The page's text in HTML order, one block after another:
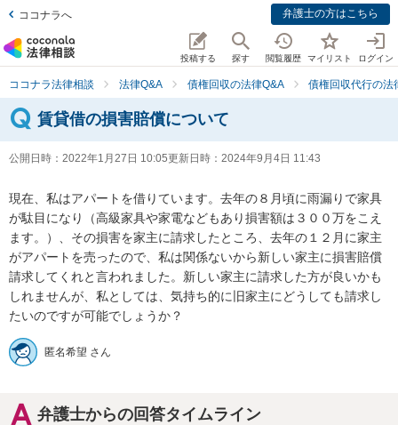
ココナラへ 弁護士の方はこちら
投稿する 探す 閲覧履歴 マイリスト ログイン
ココナラ法律相談 法律Q&A 債権回収の法律Q&A 債権回収代行の法
賃貸借の損害賠償について
公開日時： 2022年1月27日 10:05更新日時： 2024年9月4日 11:43
現在、私はアパートを借りています。去年の８月頃に雨漏りで家具
が駄目になり（高級家具や家電などもあり損害額は３００万をこえ
ます。）、その損害を家主に請求したところ、去年の１２月に家主
がアパートを売ったので、私は関係ないから新しい家主に損害賠償
請求してくれと言われました。新しい家主に請求した方が良いかも
しれませんが、私としては、気持ち的に旧家主にどうしても請求し
たいのですが可能でしょうか？
匿名希望 さん
弁護士からの回答タイムライン